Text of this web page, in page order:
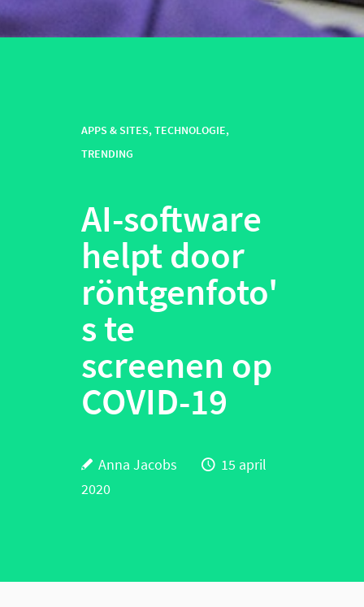
APPS & SITES,TECHNOLOGIE,
TRENDING
AI-software
helpt door
röntgenfoto'
s te
screenen op
COVID-19
Anna Jacobs
15 april
2020